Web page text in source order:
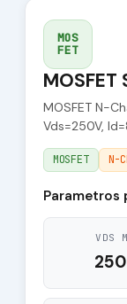
MOS
FET
MOSFET N-
Vds=250V,
MOSFET N-
Parametros
VDS